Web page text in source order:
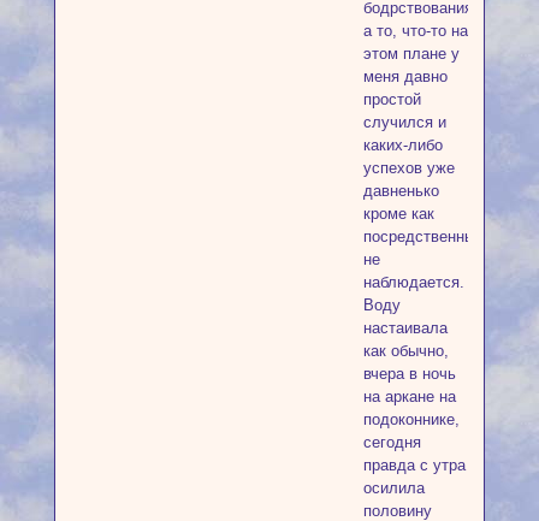
бодрствования,
а то, что-то на
этом плане у
меня давно
простой
случился и
каких-либо
успехов уже
давненько
кроме как
посредственных
не
наблюдается.
Воду
настаивала
как обычно,
вчера в ночь
на аркане на
подоконнике,
сегодня
правда с утра
осилила
половину